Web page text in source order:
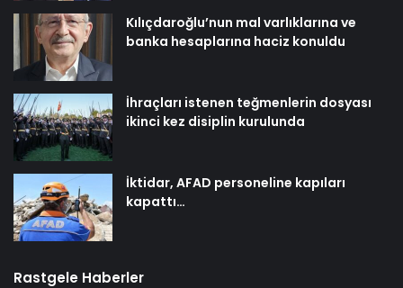
Kılıçdaroğlu’nun mal varlıklarına ve
banka hesaplarına haciz konuldu
İhraçları istenen teğmenlerin dosyası
ikinci kez disiplin kurulunda
İktidar, AFAD personeline kapıları
kapattı…
Rastgele Haberler